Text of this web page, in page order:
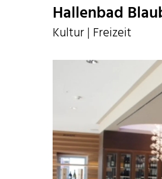
Hallenbad
Kultur | Freizeit